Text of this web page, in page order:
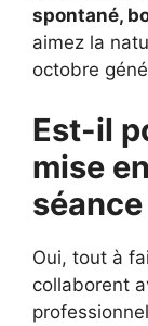
spontané,
aimez la
octobre
Est-il
mise
séance
Oui, tout à
collaborent